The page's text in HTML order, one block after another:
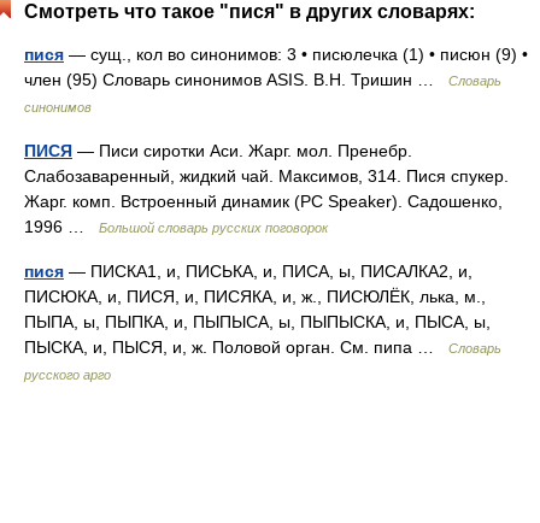
Смотреть что такое "пися" в других словарях:
пися — сущ., кол во синонимов: 3 • писюлечка (1) • писюн (9) •
член (95) Словарь синонимов ASIS. В.Н. Тришин …
Словарь
синонимов
ПИСЯ — Писи сиротки Аси. Жарг. мол. Пренебр.
Слабозаваренный, жидкий чай. Максимов, 314. Пися спукер.
Жарг. комп. Встроенный динамик (PC Speaker). Садошенко,
1996 …
Большой словарь русских поговорок
пися — ПИСКА1, и, ПИСЬКА, и, ПИСА, ы, ПИСАЛКА2, и,
ПИСЮКА, и, ПИСЯ, и, ПИСЯКА, и, ж., ПИСЮЛЁК, лька, м.,
ПЫПА, ы, ПЫПКА, и, ПЫПЫСА, ы, ПЫПЫСКА, и, ПЫСА, ы,
ПЫСКА, и, ПЫСЯ, и, ж. Половой орган. См. пипа …
Словарь
русского арго